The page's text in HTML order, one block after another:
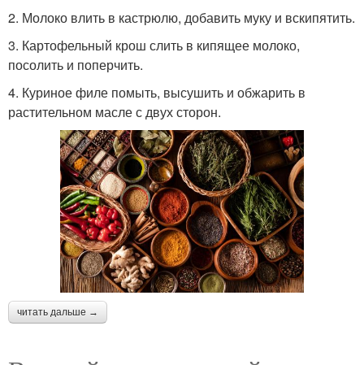
2. Молоко влить в кастрюлю, добавить муку и вскипятить.
3. Картофельный крош слить в кипящее молоко,
посолить и поперчить.
4. Куриное филе помыть, высушить и обжарить в
растительном масле с двух сторон.
читать дальше →